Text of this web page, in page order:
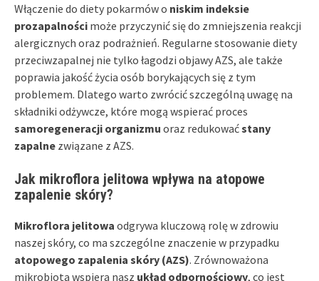
Włączenie do diety pokarmów o niskim indeksie
prozapalności może przyczynić się do zmniejszenia reakcji
alergicznych oraz podrażnień. Regularne stosowanie diety
przeciwzapalnej nie tylko łagodzi objawy AZS, ale także
poprawia jakość życia osób borykających się z tym
problemem. Dlatego warto zwrócić szczególną uwagę na
składniki odżywcze, które mogą wspierać proces
samoregeneracji organizmu oraz redukowaćstany
zapalne związane z AZS.
Jak mikroflora jelitowa wpływa na atopowe
zapalenie skóry?
Mikroflora jelitowa odgrywa kluczową rolę w zdrowiu
naszej skóry, co ma szczególne znaczenie w przypadku
atopowego zapalenia skóry (AZS). Zrównoważona
mikrobiota wspiera nasz układ odpornościowy, co jest